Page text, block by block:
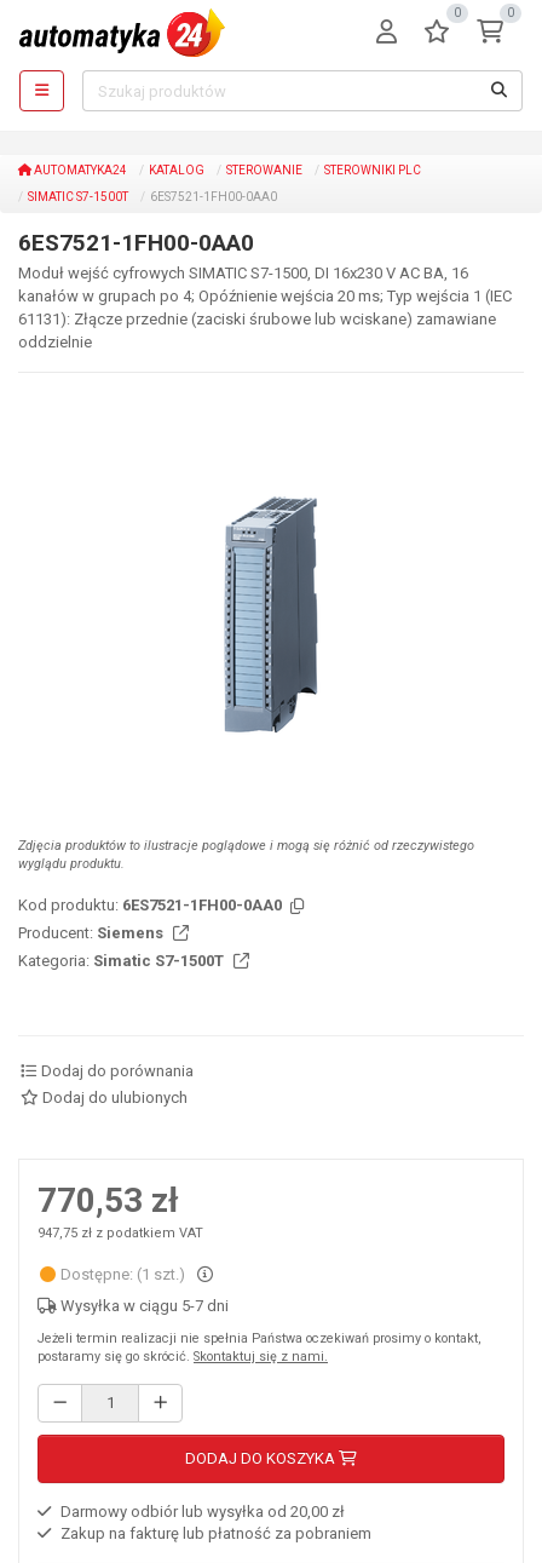
0 0
AUTOMATYKA24 KATALOG STEROWANIE
STEROWNIKI PLC
SIMATIC S7-1500T
6ES7521-1FH00-0AA0
6ES7521-1FH00-0AA0
Moduł wejść cyfrowych SIMATIC S7-1500, DI 16x230 V AC BA, 16
kanałów w grupach po 4; Opóźnienie wejścia 20 ms; Typ wejścia 1 (IEC
61131): Złącze przednie (zaciski śrubowe lub wciskane) zamawiane
oddzielnie
Zdjęcia produktów to ilustracje poglądowe i mogą się różnić od rzeczywistego
wyglądu produktu.
Kod produktu: 6ES7521-1FH00-0AA0
Producent: Siemens
Kategoria: Simatic S7-1500T
Dodaj do porównania
Dodaj do ulubionych
770,53 zł
947,75 zł z podatkiem VAT
Dostępne: (1 szt.)
Wysyłka w ciągu 5-7 dni
Jeżeli termin realizacji nie spełnia Państwa oczekiwań prosimy o kontakt,
postaramy się go skrócić. Skontaktuj się z nami.
DODAJ DO KOSZYKA
Darmowy odbiór lub wysyłka od 20,00 zł
Zakup na fakturę lub płatność za pobraniem